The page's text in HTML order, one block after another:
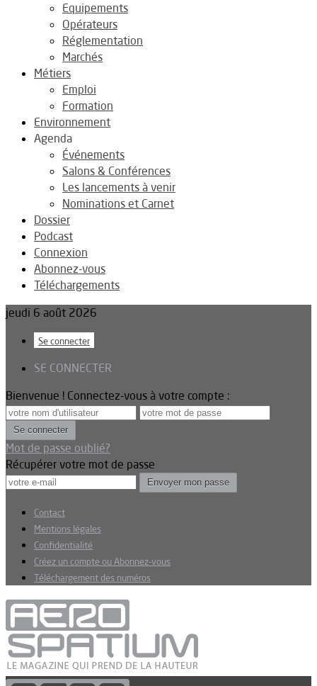
Equipements
Opérateurs
Réglementation
Marchés
Métiers
Emploi
Formation
Environnement
Agenda
Événements
Salons & Conférences
Les lancements à venir
Nominations et Carnet
Dossier
Podcast
Connexion
Abonnez-vous
Téléchargements
jeudi 6 août 2026
Se connecter
SE CONNECTER
Bienvenue ! Connectez-vous à votre compte :
Mot de passe oublié?
Récupérer votre mot de passe
Contact
Mentions légales
Confidentialité
Créez un compte ou Abonnez-vous
Téléchargement des numéros